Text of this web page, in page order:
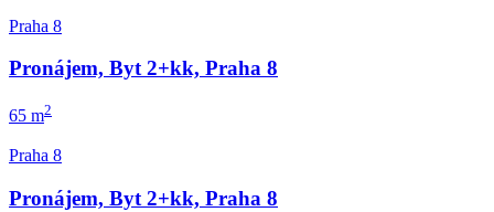
Praha 8
Pronájem, Byt 2+kk, Praha 8
65 m2
Praha 8
Pronájem, Byt 2+kk, Praha 8